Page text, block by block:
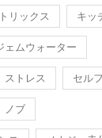
リックス キッ
ェムウォーター
ストレス セル
ノブ